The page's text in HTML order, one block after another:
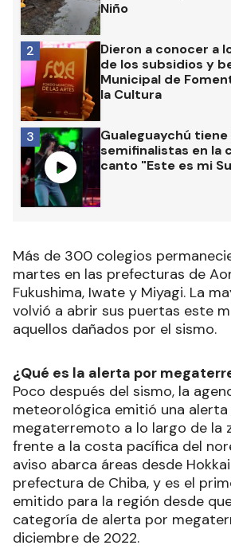
Niño
Dieron a conocer a
de los subsidios y
Municipal de
la Cultura
2
Gualeguaychú
semifinalistas en la
canto "Este es mi
3
Más de 300 colegios
martes en las prefecturas de
Fukushima, Iwate y Miyagi. La
volvió a abrir sus puertas este
aquellos dañados por el sismo.
¿Qué es la alerta por
Poco después del sismo, la
meteorológica emitió una
megaterremoto a lo largo de la
frente a la costa pacífica del
aviso abarca áreas desde
prefectura de Chiba, y es el
emitido para la región desde
categoría de alerta por
diciembre de 2022.